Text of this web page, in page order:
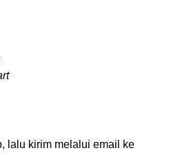
lalu kirim melalui email ke